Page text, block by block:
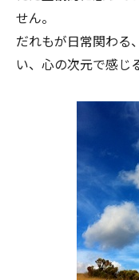
せん。
だれもが日常関わる
い、心の次元で感じ